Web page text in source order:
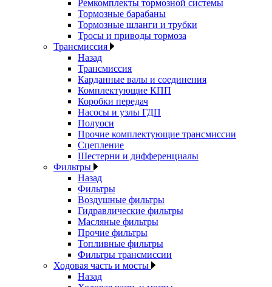
Ремкомплекты тормозной системы
Тормозные барабаны
Тормозные шланги и трубки
Тросы и приводы тормоза
Трансмиссия
Назад
Трансмиссия
Карданные валы и соединения
Комплектующие КПП
Коробки передач
Насосы и узлы ГДП
Полуоси
Прочие комплектующие трансмиссии
Сцепление
Шестерни и дифференциалы
Фильтры
Назад
Фильтры
Воздушные фильтры
Гидравлические фильтры
Масляные фильтры
Прочие фильтры
Топливные фильтры
Фильтры трансмиссии
Ходовая часть и мосты
Назад